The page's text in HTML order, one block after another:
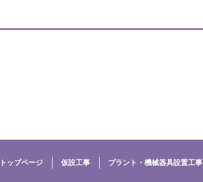
トップページ 仮設工事 プラント・機械器具設置工事